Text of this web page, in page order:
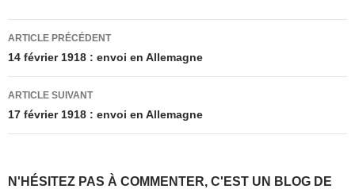
Navigation
des
articles
ARTICLE PRÉCÉDENT
14 février 1918 : envoi en Allemagne
ARTICLE SUIVANT
17 février 1918 : envoi en Allemagne
N'HÉSITEZ PAS À COMMENTER, C'EST UN BLOG DE